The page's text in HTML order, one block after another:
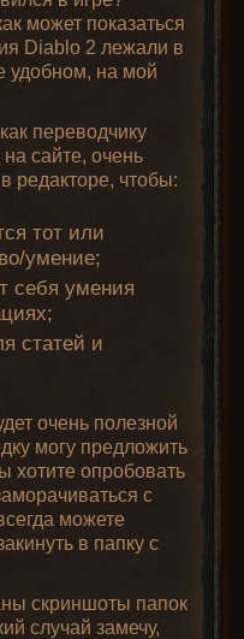
может показаться
Diablo 2 лежали в
удобном, на мой
переводчику
сайте, очень
редакторе, чтобы:
тот или
умение;
себя умения
статей и
очень полезной
могу предложить
хотите опробовать
с
можете
в папку с
скриншоты папок
случай замечу,